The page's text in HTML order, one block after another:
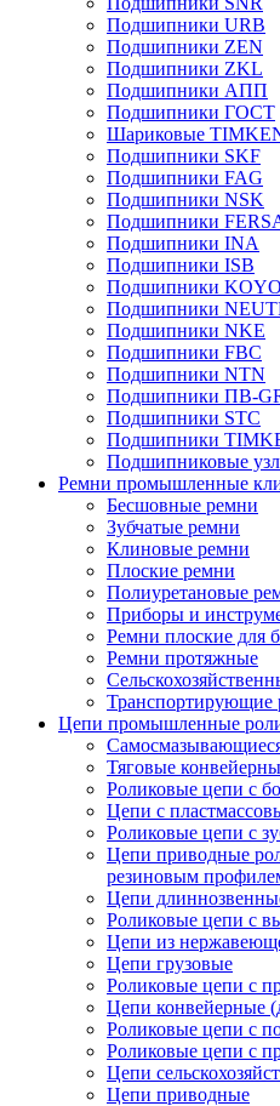
Подшипники URB
Подшипники ZEN
Подшипники ZKL
Подшипники АПП
Подшипники ГОСТ
Шариковые
Подшипники SKF
Подшипники FAG
Подшипники NSK
Подшипники
Подшипники INA
Подшипники ISB
Подшипники KOYO
Подшипники
Подшипники NKE
Подшипники FBC
Подшипники NTN
Подшипники ПВ-
Подшипники STC
Подшипники
Подшипниковые
Ремни промышленные
Бесшовные ремни
Зубчатые ремни
Клиновые ремни
Плоские ремни
Полиуретановые
Приборы и
Ремни плоские для
Ремни протяжные
Транспортирующие
Цепи промышленные
Тяговые
Роликовые цепи с
Цепи с
Роликовые цепи с
Цепи приводные
резиновым
Цепи
Роликовые цепи с
Цепи из
Цепи грузовые
Роликовые цепи с
Цепи конвейерные
Роликовые цепи с
Роликовые цепи с
Цепи
Цепи приводные